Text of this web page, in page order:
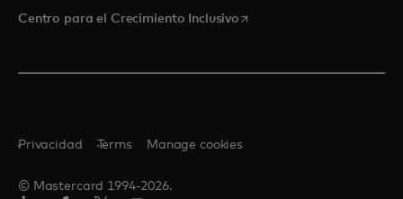
Centro para el Crecimiento Inclusivose abre en una pestaña
© Mastercard 1994-2026.
Privacidad Terms Manage cookies